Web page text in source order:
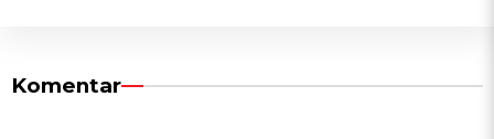
Komentar